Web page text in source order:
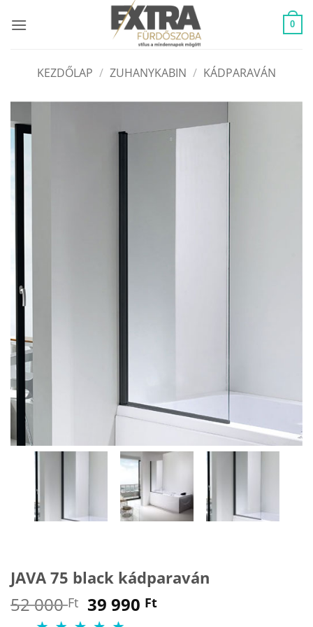
0
KEZDŐLAP / ZUHANYKABIN / KÁDPARAVÁN
JAVA 75 black kádparaván
52 000Ft Original
price
39 990 FtCurrent